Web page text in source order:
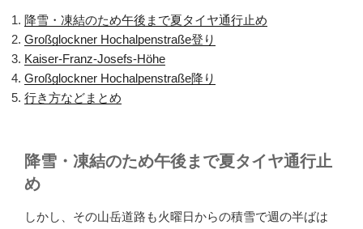
降雪・凍結のため午後まで夏タイヤ通行止め
Großglockner Hochalpenstraße登り
Kaiser-Franz-Josefs-Höhe
Großglockner Hochalpenstraße降り
行き方などまとめ
降雪・凍結のため午後まで夏タイヤ通行止
め
しかし、その山岳道路も火曜日からの積雪で週の半ばは